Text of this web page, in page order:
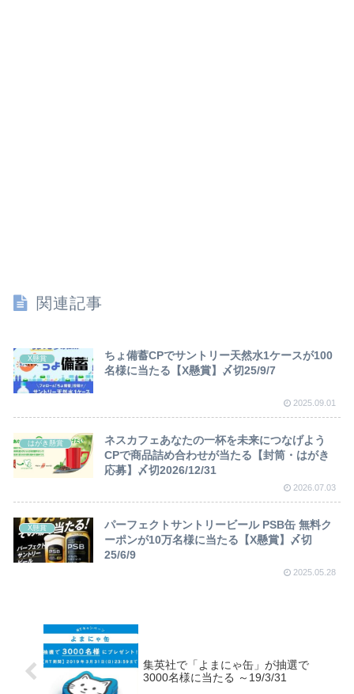
関連記事
X懸賞
ちょ備蓄CPでサントリー天然水1ケースが100
名様に当たる【X懸賞】〆切25/9/7
2025.09.01
はがき懸賞
ネスカフェあなたの一杯を未来につなげよう
CPで商品詰め合わせが当たる【封筒・はがき
応募】〆切2026/12/31
2026.07.03
X懸賞
パーフェクトサントリービール PSB缶 無料ク
ーポンが10万名様に当たる【X懸賞】〆切
25/6/9
2025.05.28
集英社で「よまにゃ缶」が抽選で
3000名様に当たる ～19/3/31